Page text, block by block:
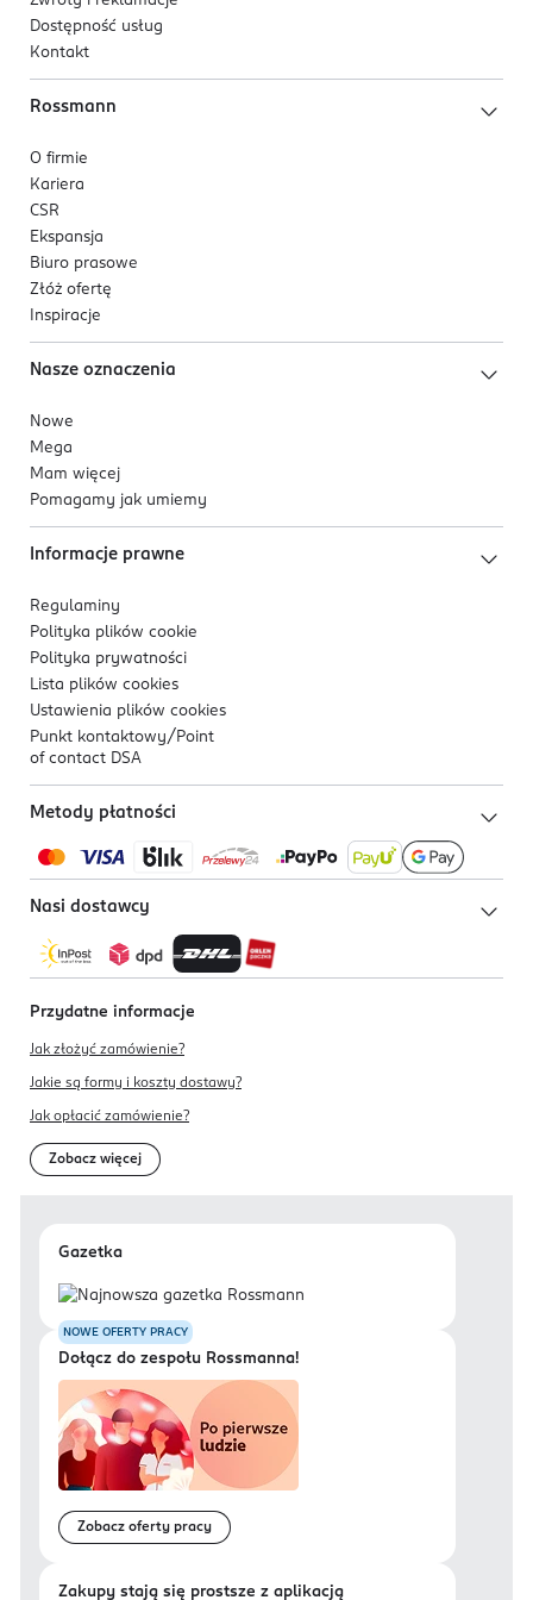
Dostępność usług
Kontakt
Rossmann
O firmie
Kariera
CSR
Ekspansja
Biuro prasowe
Złóż ofertę
Inspiracje
Nasze oznaczenia
Nowe
Mega
Mam więcej
Pomagamy jak umiemy
Informacje prawne
Regulaminy
Polityka plików cookie
Polityka prywatności
Lista plików cookies
Ustawienia plików cookies
Punkt kontaktowy/ Point
of contact DSA
Metody płatności
Nasi dostawcy
Przydatne informacje
Jak złożyć zamówienie?
Jakie są formy i koszty dostawy?
Jak opłacić zamówienie?
Zobacz więcej
Gazetka
NOWE OFERTY PRACY
Dołącz do zespołu Rossmanna!
Zobacz oferty pracy
Zakupy stają się prostsze z aplikacją